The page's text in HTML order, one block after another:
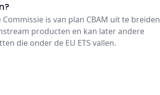
Commissie is van plan CBAM uit te breiden
producten en kan later andere
die onder de EU ETS vallen.